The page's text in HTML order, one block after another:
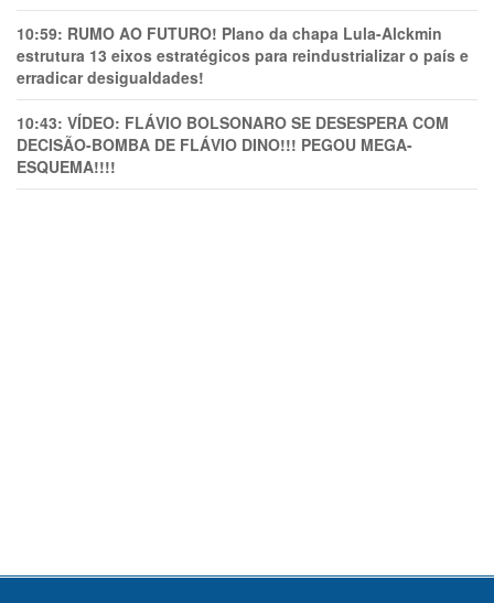
10:59: RUMO AO FUTURO! Plano da chapa Lula-Alckmin
estrutura 13 eixos estratégicos para reindustrializar o país e
erradicar desigualdades!
10:43: VÍDEO: FLÁVIO BOLSONARO SE DESESPERA COM
DECISÃO-BOMBA DE FLÁVIO DINO!!! PEGOU MEGA-
ESQUEMA!!!!